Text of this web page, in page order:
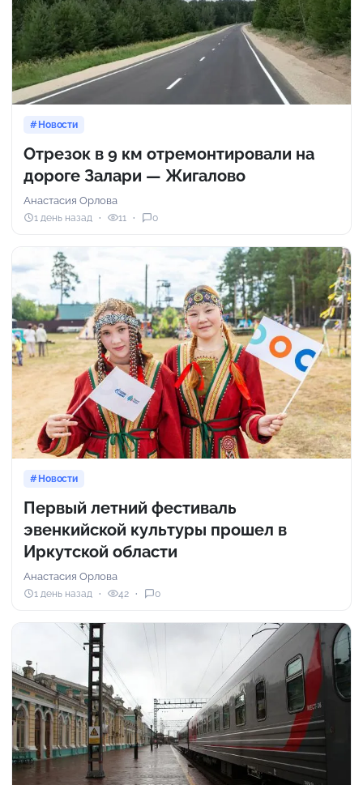
Новости
Отрезок в 9 км отремонтировали на
дороге Залари — Жигалово
Анастасия Орлова
1 день назад 11 0
Новости
Первый летний фестиваль
эвенкийской культуры прошел в
Иркутской области
Анастасия Орлова
1 день назад 42 0